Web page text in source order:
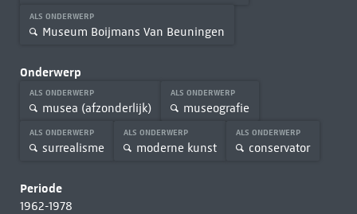
ALS ONDERWERP
Museum Boijmans Van Beuningen
Onderwerp
ALS ONDERWERP
musea (afzonderlijk)
ALS ONDERWERP
museografie
ALS ONDERWERP
surrealisme
ALS ONDERWERP
moderne kunst
ALS ONDERWERP
conservator
Periode
1962-1978